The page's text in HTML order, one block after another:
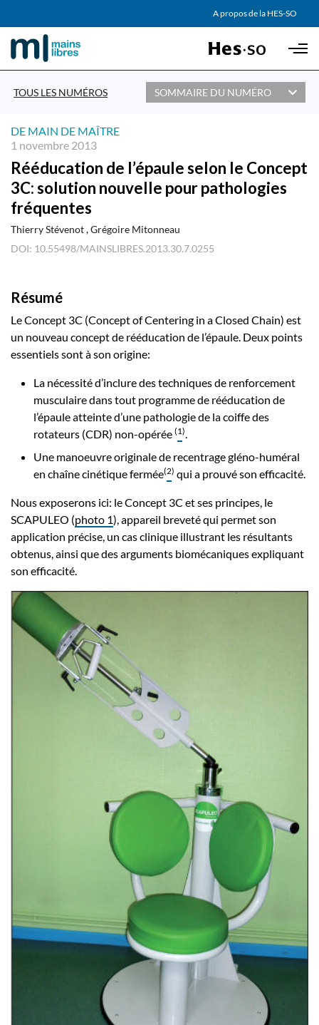
Skip to main content
A propos de la HES-SO
PARTENAIRES
TOUS LES NUMÉROS SOMMAIRE DU NUMÉRO
DE MAIN DE MAÎTRE
1 novembre 2013
Rééducation de l’épaule selon le Concept
3C: solution nouvelle pour pathologies
fréquentes
Thierry Stévenot Grégoire Mitonneau
DOI: 10.55498/MAINSLIBRES.2013.30.7.0255
Résumé
Le Concept 3C (Concept of Centering in a Closed Chain) est
un nouveau concept de rééducation de l’épaule. Deux points
essentiels sont à son origine:
La nécessité d’inclure des techniques de renforcement
musculaire dans tout programme de rééducation de
l’épaule atteinte d’une pathologie de la coiffe des
rotateurs (CDR) non-opérée (1).
Une manoeuvre originale de recentrage gléno-huméral
en chaîne cinétique fermée(2) qui a prouvé son efficacité.
Nous exposerons ici: le Concept 3C et ses principes, le
SCAPULEO (photo 1), appareil breveté qui permet son
application précise, un cas clinique illustrant les résultants
obtenus, ainsi que des arguments biomécaniques expliquant
son efficacité.